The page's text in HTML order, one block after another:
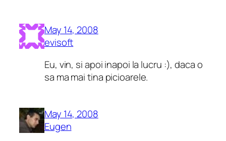
May 14, 2008
evisoft
Eu, vin, si apoi inapoi la lucru :), daca o
sa ma mai tina picioarele.
May 14, 2008
Eugen